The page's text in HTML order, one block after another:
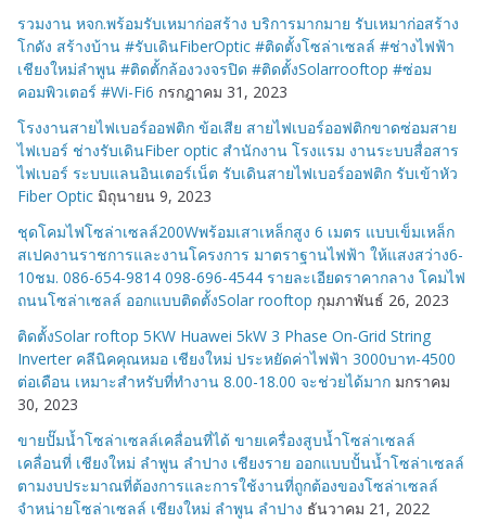
รวมงาน หจก.พร้อมรับเหมาก่อสร้าง บริการมากมาย รับเหมาก่อสร้าง
โกดัง สร้างบ้าน #รับเดินFiberOptic #ติดตั้งโซล่าเซลล์ #ช่างไฟฟ้า
เชียงใหม่ลำพูน #ติดตั้กล้องวงจรปิด #ติดตั้งSolarrooftop #ซ่อม
คอมพิวเตอร์ #Wi-Fi6 กรกฎาคม 31, 2023
โรงงานสายไฟเบอร์ออฟติก ข้อเสีย สายไฟเบอร์ออฟติกขาดซ่อมสาย
ไฟเบอร์ ช่างรับเดินFiber optic สำนักงาน โรงแรม งานระบบสื่อสาร
ไฟเบอร์ ระบบแลนอินเตอร์เน็ต รับเดินสายไฟเบอร์ออฟติก รับเข้าหัว
Fiber Optic มิถุนายน 9, 2023
ชุดโคมไฟโซล่าเซลล์200Wพร้อมเสาเหล็กสูง 6 เมตร แบบเข็มเหล็ก
สเปคงานราชการและงานโครงการ มาตราฐานไฟฟ้า ให้แสงสว่าง6-
10ชม. 086-654-9814 098-696-4544 รายละเอียดราคากลาง โคมไฟ
ถนนโซล่าเซลล์ ออกแบบติดตั้งSolar rooftop กุมภาพันธ์ 26, 2023
ติดตั้งSolar roftop 5KW Huawei 5kW 3 Phase On-Grid String
Inverter คลีนิคคุณหมอ เชียงใหม่ ประหยัดค่าไฟฟ้า 3000บาท-4500
ต่อเดือน เหมาะสำหรับที่ทำงาน 8.00-18.00 จะช่วยได้มาก มกราคม
30, 2023
ขายปั๊มน้ำโซล่าเซลล์เคลื่อนที่ได้ ขายเครื่องสูบน้ำโซล่าเซลล์
เคลื่อนที่ เชียงใหม่ ลำพูน ลำปาง เชียงราย ออกแบบปั้นน้ำโซล่าเซลล์
ตามงบประมาณที่ต้องการและการใช้งานที่ถูกต้องของโซล่าเซลล์
จำหน่ายโซล่าเซลล์ เชียงใหม่ ลำพูน ลำปาง ธันวาคม 21, 2022